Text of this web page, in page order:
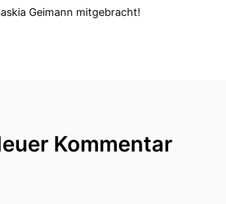
Geimann mitgebracht!
Kommentar